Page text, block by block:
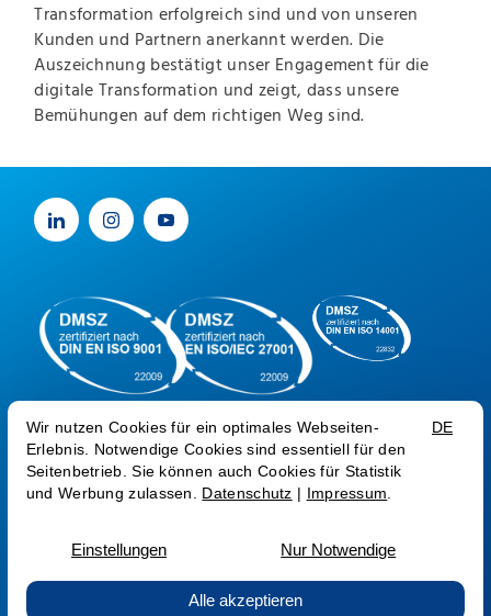
Transformation erfolgreich sind und von unseren
Kunden und Partnern anerkannt werden. Die
Auszeichnung bestätigt unser Engagement für die
digitale Transformation und zeigt, dass unsere
Bemühungen auf dem richtigen Weg sind.
Sprache: EN